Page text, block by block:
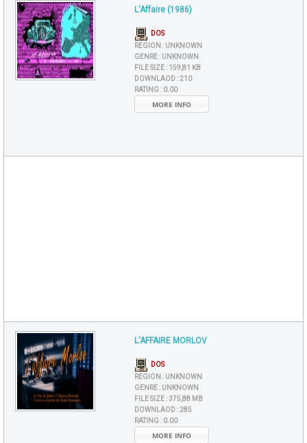
L'Affaire (1986)
DOS
REGION : UNKNOWN
GENRE : UNKNOWN
FILE SIZE : 159,81 KB
DOWNLAOD :210
RATING : 0.00
MORE INFO
L'AFFAIRE MORLOV
DOS
REGION : UNKNOWN
GENRE : UNKNOWN
FILE SIZE :375,88 MB
DOWNLAOD :285
RATING : 0.00
MORE INFO